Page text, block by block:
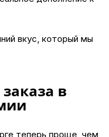
вкус, который мы
в
теперь проще, чем